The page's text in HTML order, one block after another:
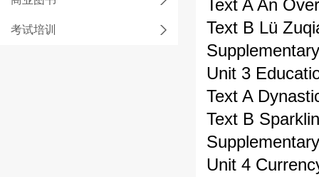
考试培训
Text A An
Text B Lü
Unit 3
Text A
Text B
Unit 4